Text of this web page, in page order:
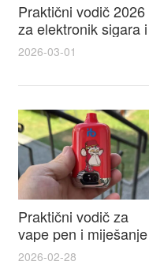
Praktični vodič 2026
za elektronik sigara i
mtm e cigarete s
recenzijama i
2026-03-01
Praktični vodič za
vape pen i miješanje
e tekućina za sigurnije
punjenje i bolje okuse
2026-02-28